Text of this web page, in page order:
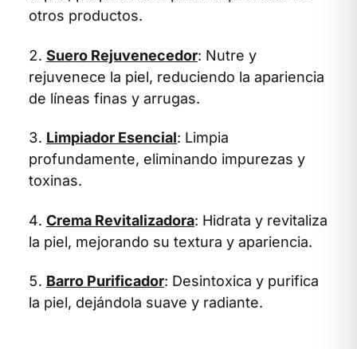
otros productos.
Suero Rejuvenecedor: Nutre y
rejuvenece la piel, reduciendo la apariencia
de líneas finas y arrugas.
Limpiador Esencial: Limpia
profundamente, eliminando impurezas y
toxinas.
Crema Revitalizadora: Hidrata y revitaliza
la piel, mejorando su textura y apariencia.
Barro Purificador: Desintoxica y purifica
la piel, dejándola suave y radiante.